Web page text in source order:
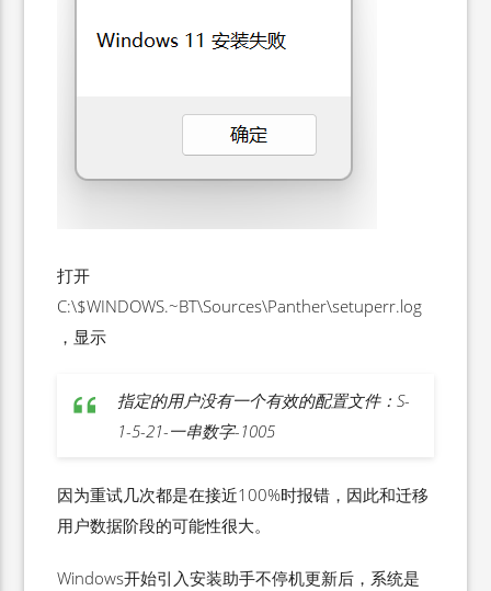
打开
C:\$WINDOWS.~BT\Sources\Panther\setuperr.log
，显示
指定的用户没有一个有效的配置文件：S-
1-5-21-一串数字-1005
因为重试几次都是在接近100%时报错，因此和迁移
用户数据阶段的可能性很大。
Windows开始引入安装助手不停机更新后，系统是